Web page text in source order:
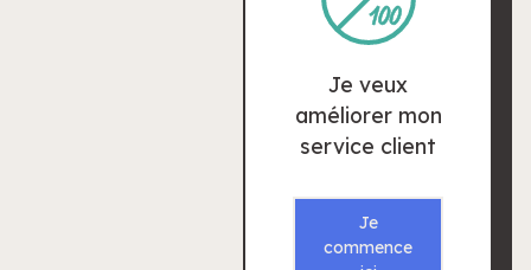
Je veux
améliorer mon
service client
Je
commence